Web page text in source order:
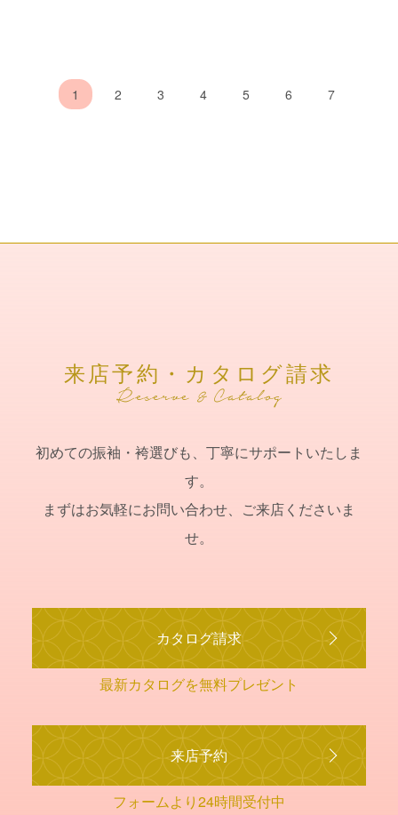
1 2 3 4 5 6 7
来店予約・カタログ請求
初めての振袖・袴選びも、丁寧にサポートいたしま
す。
まずはお気軽にお問い合わせ、ご来店くださいま
せ。
カタログ請求
最新カタログを無料プレゼント
来店予約
フォームより24時間受付中